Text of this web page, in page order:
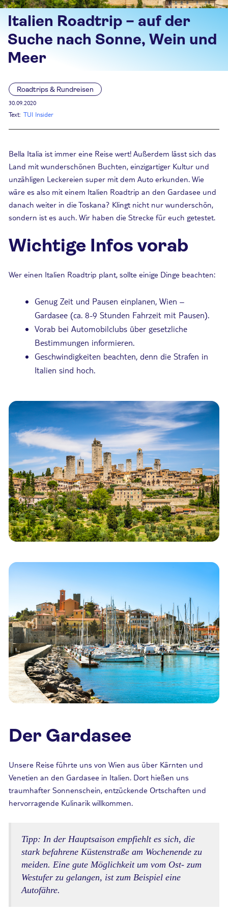
Italien Roadtrip – auf der
Suche nach Sonne, Wein und
Meer
Roadtrips & Rundreisen
30.09.2020
Text: TUI Insider
Bella Italia ist immer eine Reise wert! Außerdem lässt sich das
Land mit wunderschönen Buchten, einzigartiger Kultur und
unzähligen Leckereien super mit dem Auto erkunden. Wie
wäre es also mit einem Italien Roadtrip an den Gardasee und
danach weiter in die Toskana? Klingt nicht nur wunderschön,
sondern ist es auch. Wir haben die Strecke für euch getestet.
Wichtige Infos vorab
Wer einen Italien Roadtrip plant, sollte einige Dinge beachten:
Genug Zeit und Pausen einplanen, Wien –
Gardasee (ca. 8-9 Stunden Fahrzeit mit Pausen).
Vorab bei Automobilclubs über gesetzliche
Bestimmungen informieren.
Geschwindigkeiten beachten, denn die Strafen in
Italien sind hoch.
Der Gardasee
Unsere Reise führte uns von Wien aus über Kärnten und
Venetien an den Gardasee in Italien. Dort hießen uns
traumhafter Sonnenschein, entzückende Ortschaften und
hervorragende Kulinarik willkommen.
Tipp: In der Hauptsaison empfiehlt es sich, die
stark befahrene Küstenstraße am Wochenende zu
meiden. Eine gute Möglichkeit um vom Ost- zum
Westufer zu gelangen, ist zum Beispiel eine
Autofähre.